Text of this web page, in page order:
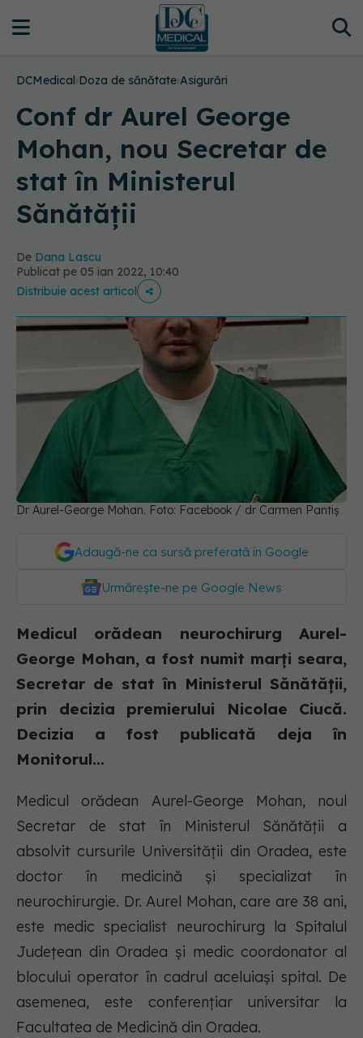
DCMedical›Doza de sănătate›Asigurări
Conf dr Aurel George
Mohan, nou Secretar de
stat în Ministerul
Sănătății
De Dana Lascu
Publicat pe 05 ian 2022, 10:40
Distribuie acest articol
Dr Aurel-George Mohan. Foto: Facebook / dr Carmen Pantiș
Adaugă-ne ca sursă preferată în Google
Urmărește-ne pe Google News
Medicul orădean neurochirurg Aurel-
George Mohan, a fost numit marți seara,
Secretar de stat în Ministerul Sănătății,
prin decizia premierului Nicolae Ciucă.
Decizia a fost publicată deja în
Monitorul...
Medicul orădean Aurel-George Mohan, noul
Secretar de stat în Ministerul Sănătății a
absolvit cursurile Universității din Oradea, este
doctor în medicină și specializat în
neurochirurgie. Dr. Aurel Mohan, care are 38 ani,
este medic specialist neurochirurg la Spitalul
Județean din Oradea și medic coordonator al
blocului operator în cadrul aceluiași spital. De
asemenea, este conferențiar universitar la
Facultatea de Medicină din Oradea.